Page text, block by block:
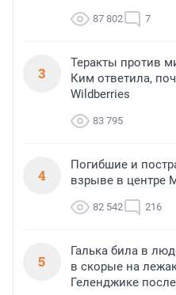
87 802 7
3
Теракты против
Ким ответила,
Wildberries
83 795
4
Погибшие и
взрыве в центре
82 542 216
5
Галька била в
в скорые на
Геленджике